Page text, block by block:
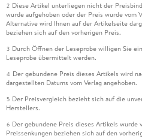
2 Diese Artikel unterliegen nicht der
wurde aufgehoben oder der Preis wurde vom
Alternative wird Ihnen auf der Artikelseite
beziehen sich auf den vorherigen Preis.
3 Durch Öffnen der Leseprobe willigen Sie
Leseprobe übermittelt werden.
4 Der gebundene Preis dieses Artikels wird
dargestellten Datums vom Verlag angehoben.
5 Der Preisvergleich bezieht sich auf die
Herstellers.
6 Der gebundene Preis dieses Artikels wurde
Preissenkungen beziehen sich auf den